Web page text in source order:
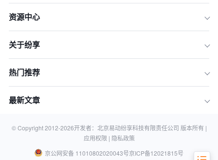
AQ)
资源中心
关于纷享
热门推荐
最新文章
© Copyright 2012-2026开发者：北京易动纷享科技有限责任公司 版本所有 |
应用权限 | 隐私政策
京公网安备 11010802020043号京ICP备12021815号